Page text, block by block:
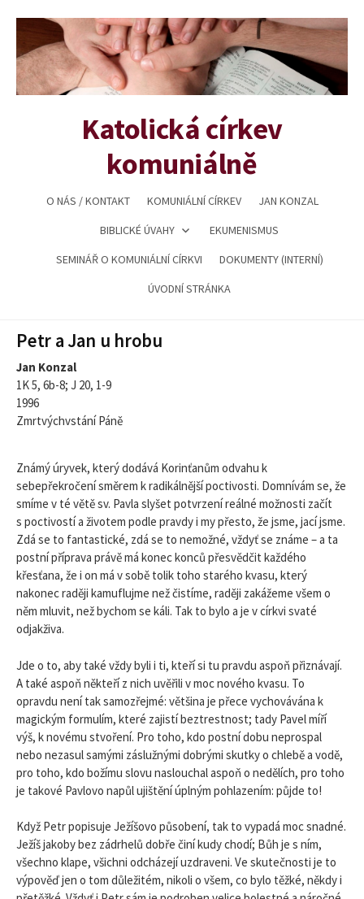
obsahu
webu
Katolická církev
komuniálně
O NÁS / KONTAKT KOMUNIÁLNÍ CÍRKEV
JAN KONZAL
BIBLICKÉ ÚVAHY
EKUMENISMUS
SEMINÁŘ O KOMUNIÁLNÍ CÍRKVI
DOKUMENTY (INTERNÍ)
ÚVODNÍ STRÁNKA
Petr a Jan u hrobu
Jan Konzal
1K 5, 6b-8; J 20, 1-9
1996
Zmrtvýchvstání Páně
Známý úryvek, který dodává Korinťanům odvahu k
sebepřekročení směrem k radikálnější poctivosti. Domnívám se, že
smíme v té větě sv. Pavla slyšet potvrzení reálné možnosti začít
s poctivostí a životem podle pravdy i my přesto, že jsme, jací jsme.
Zdá se to fantastické, zdá se to nemožné, vždyť se známe – a ta
postní příprava právě má konec konců přesvědčit každého
křesťana, že i on má v sobě tolik toho starého kvasu, který
nakonec raději kamuflujme než čistíme, raději zakážeme všem o
něm mluvit, než bychom se káli. Tak to bylo a je v církvi svaté
odjakživa.
Jde o to, aby také vždy byli i ti, kteří si tu pravdu aspoň přiznávají.
A také aspoň někteří z nich uvěřili v moc nového kvasu. To
opravdu není tak samozřejmé: většina je přece vychovávána k
magickým formulím, které zajistí beztrestnost; tady Pavel míří
výš, k novému stvoření. Pro toho, kdo postní dobu neprospal
nebo nezasul samými záslužnými dobrými skutky o chlebě a vodě,
pro toho, kdo božímu slovu naslouchal aspoň o nedělích, pro toho
je takové Pavlovo napůl ujištění úplným pohlazením: půjde to!
Když Petr popisuje Ježíšovo působení, tak to vypadá moc snadné.
Ježíš jakoby bez zádrhelů dobře činí kudy chodí; Bůh je s ním,
všechno klape, všichni odcházejí uzdraveni. Ve skutečnosti je to
výpověď jen o tom důležitém, nikoli o všem, co bylo těžké, někdy i